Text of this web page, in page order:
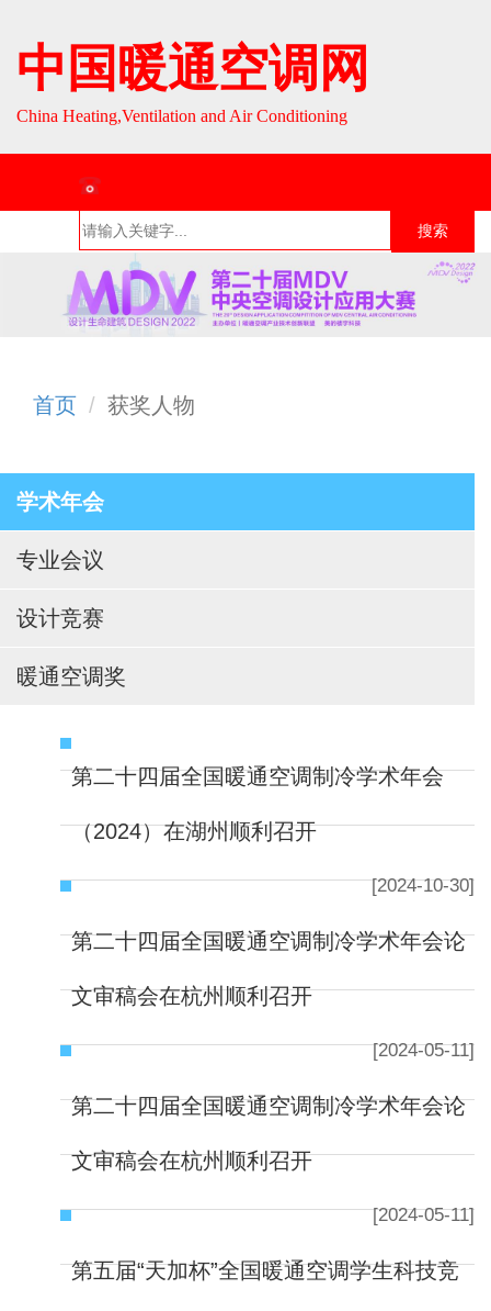
中国暖通空调网
China Heating,Ventilation and Air Conditioning
搜索
首页
组织介
绍
组织活
动
行业资
讯
English
首页 获奖人物
学术年会
专业会议
设计竞赛
暖通空调奖
第二十四届全国暖通空调制冷学术年会
（2024）在湖州顺利召开
[2024-10-30]
第二十四届全国暖通空调制冷学术年会论
文审稿会在杭州顺利召开
[2024-05-11]
第二十四届全国暖通空调制冷学术年会论
文审稿会在杭州顺利召开
[2024-05-11]
第五届“天加杯”全国暖通空调学生科技竞